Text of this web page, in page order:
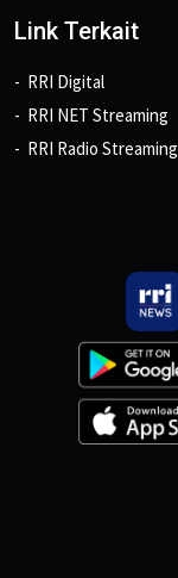
Link Terkait
RRI Digital
RRI NET Streaming
RRI Radio Streaming